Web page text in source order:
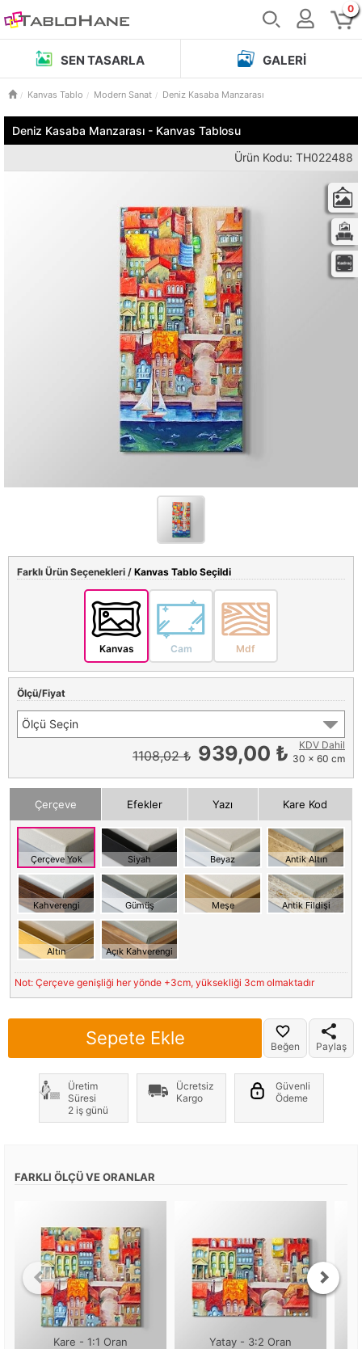
0
SEN TASARLA GALERI
Kanvas Tablo Modern Sanat Deniz Kasaba Manzarası
Deniz Kasaba Manzarası - Kanvas Tablosu
Ürün Kodu: TH022488
Farklı Ürün Seçenekleri / Kanvas Tablo Seçildi
Kanvas Cam Mdf
Ölçü/Fiyat
Ölçü Seçin
1108,02 ₺ 939,00 ₺
KDV Dahil
30 x 60 cm
Çerçeve Efekler Yazı Kare Kod
Çerçeve Yok Siyah Beyaz Antik Altın
Kahverengi Gümüş Meşe Antik Fildişi
Altın Açık Kahverengi
Not: Çerçeve genişliği her yönde +3cm, yüksekliği 3cm olmaktadır
Sepete Ekle Beğen Paylaş
Üretim
Süresi
2 iş günü
Ücretsiz
Kargo
Güvenli
Ödeme
FARKLI ÖLÇÜ VE ORANLAR
Kare - 1:1 Oran Yatay - 3:2 Oran